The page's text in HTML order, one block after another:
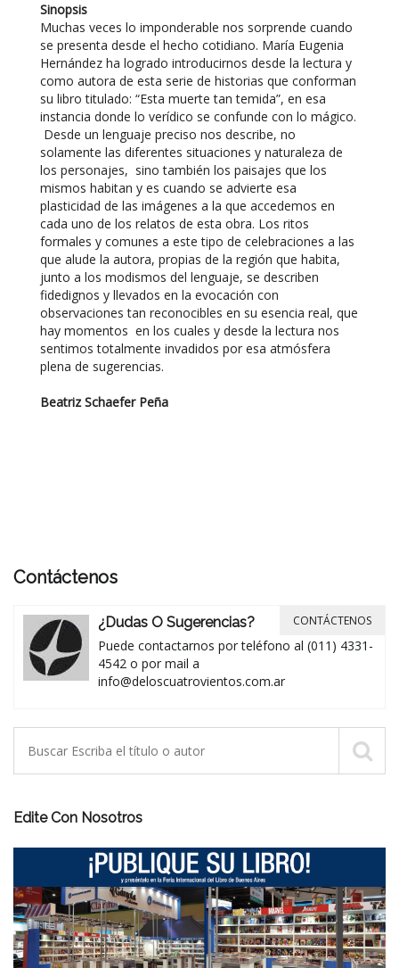
Sinopsis
Muchas veces lo imponderable nos sorprende cuando
se presenta desde el hecho cotidiano. María Eugenia
Hernández ha logrado introducirnos desde la lectura y
como autora de esta serie de historias que conforman
su libro titulado: “Esta muerte tan temida”, en esa
instancia donde lo verídico se confunde con lo mágico.
Desde un lenguaje preciso nos describe, no
solamente las diferentes situaciones y naturaleza de
los personajes, sino también los paisajes que los
mismos habitan y es cuando se advierte esa
plasticidad de las imágenes a la que accedemos en
cada uno de los relatos de esta obra. Los ritos
formales y comunes a este tipo de celebraciones a las
que alude la autora, propias de la región que habita,
junto a los modismos del lenguaje, se describen
fidedignos y llevados en la evocación con
observaciones tan reconocibles en su esencia real, que
hay momentos en los cuales y desde la lectura nos
sentimos totalmente invadidos por esa atmósfera
plena de sugerencias.
Beatriz Schaefer Peña
Contáctenos
¿Dudas O Sugerencias?
Puede contactarnos por teléfono al (011) 4331-
4542 o por mail a
info@deloscuatrovientos.com.ar
CONTÁCTENOS
Edite Con Nosotros